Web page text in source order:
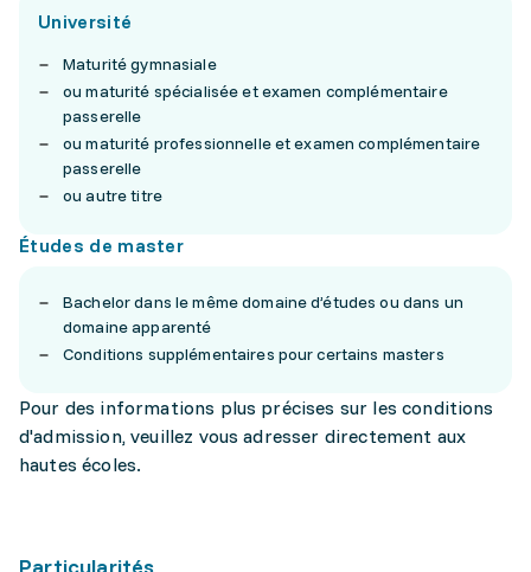
Université
Maturité gymnasiale
ou maturité spécialisée et examen complémentaire
passerelle
ou maturité professionnelle et examen complémentaire
passerelle
ou autre titre
Études de master
Bachelor dans le même domaine d’études ou dans un
domaine apparenté
Conditions supplémentaires pour certains masters
Pour des informations plus précises sur les conditions
d'admission, veuillez vous adresser directement aux
hautes écoles.